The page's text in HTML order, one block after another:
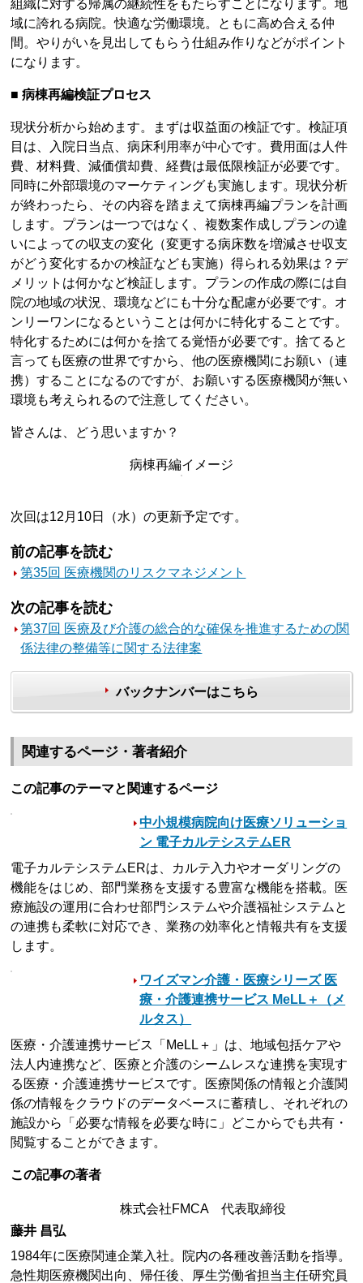
組織に対する帰属の継続性をもたらすことになります。地
域に誇れる病院。快適な労働環境。ともに高め合える仲
間。やりがいを見出してもらう仕組み作りなどがポイント
になります。
■ 病棟再編検証プロセス
現状分析から始めます。まずは収益面の検証です。検証項
目は、入院日当点、病床利用率が中心です。費用面は人件
費、材料費、減価償却費、経費は最低限検証が必要です。
同時に外部環境のマーケティングも実施します。現状分析
が終わったら、その内容を踏まえて病棟再編プランを計画
します。プランは一つではなく、複数案作成しプランの違
いによっての収支の変化（変更する病床数を増減させ収支
がどう変化するかの検証なども実施）得られる効果は？デ
メリットは何かなど検証します。プランの作成の際には自
院の地域の状況、環境などにも十分な配慮が必要です。オ
ンリーワンになるということは何かに特化することです。
特化するためには何かを捨てる覚悟が必要です。捨てると
言っても医療の世界ですから、他の医療機関にお願い（連
携）することになるのですが、お願いする医療機関が無い
環境も考えられるので注意してください。
皆さんは、どう思いますか？
病棟再編イメージ
次回は12月10日（水）の更新予定です。
前の記事を読む
第35回 医療機関のリスクマネジメント
次の記事を読む
第37回 医療及び介護の総合的な確保を推進するための関
係法律の整備等に関する法律案
バックナンバーはこちら
関連するページ・著者紹介
この記事のテーマと関連するページ
中小規模病院向け医療ソリューショ
ン 電子カルテシステムER
電子カルテシステムERは、カルテ入力やオーダリングの
機能をはじめ、部門業務を支援する豊富な機能を搭載。医
療施設の運用に合わせ部門システムや介護福祉システムと
の連携も柔軟に対応でき、業務の効率化と情報共有を支援
します。
ワイズマン介護・医療シリーズ 医
療・介護連携サービス MeLL＋（メ
ルタス）
医療・介護連携サービス「MeLL＋」は、地域包括ケアや
法人内連携など、医療と介護のシームレスな連携を実現す
る医療・介護連携サービスです。医療関係の情報と介護関
係の情報をクラウドのデータベースに蓄積し、それぞれの
施設から「必要な情報を必要な時に」どこからでも共有・
閲覧することができます。
この記事の著者
株式会社FMCA 代表取締役
藤井 昌弘
1984年に医療関連企業入社。院内の各種改善活動を指導。
急性期医療機関出向、帰任後、厚生労働省担当主任研究員